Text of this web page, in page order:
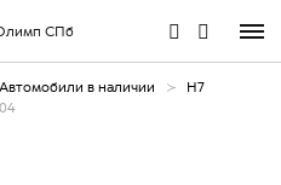
СПб
Автомобили в наличии
H7